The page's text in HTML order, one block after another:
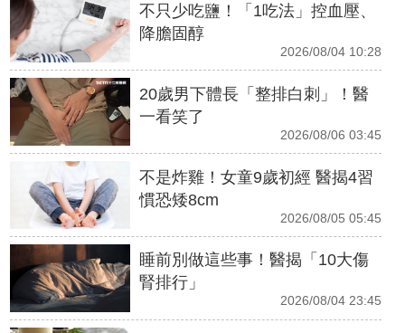
不只少吃鹽！「1吃法」控血壓、
降膽固醇
2026/08/04 10:28
20歲男下體長「整排白刺」！醫
一看笑了
2026/08/06 03:45
不是炸雞！女童9歲初經 醫揭4習
慣恐矮8cm
2026/08/05 05:45
睡前別做這些事！醫揭「10大傷
腎排行」
2026/08/04 23:45